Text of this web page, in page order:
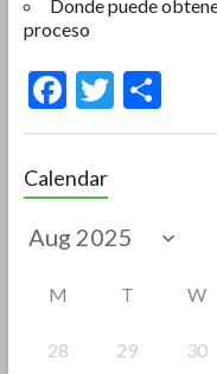
Donde puede
proceso
F
e
b
o
T S
Calendar
M T W
28 29 30